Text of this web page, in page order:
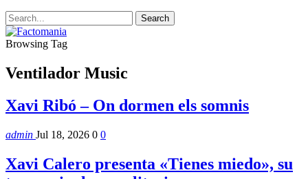
Browsing Tag
Ventilador Music
Xavi Ribó – On dormen els somnis
admin Jul 18, 2026 0 0
Xavi Calero presenta «Tienes miedo», su